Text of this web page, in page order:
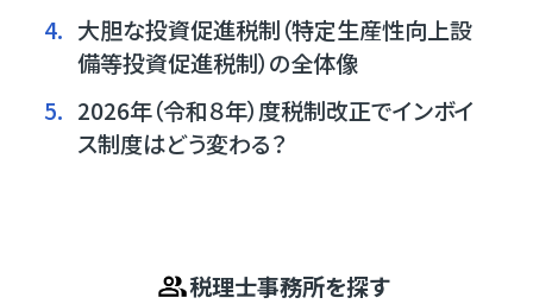
4. 大胆な投資促進税制（特定生産性向上設
備等投資促進税制）の全体像
5. 2026年（令和８年）度税制改正でインボイ
ス制度はどう変わる？
税理士事務所を探す